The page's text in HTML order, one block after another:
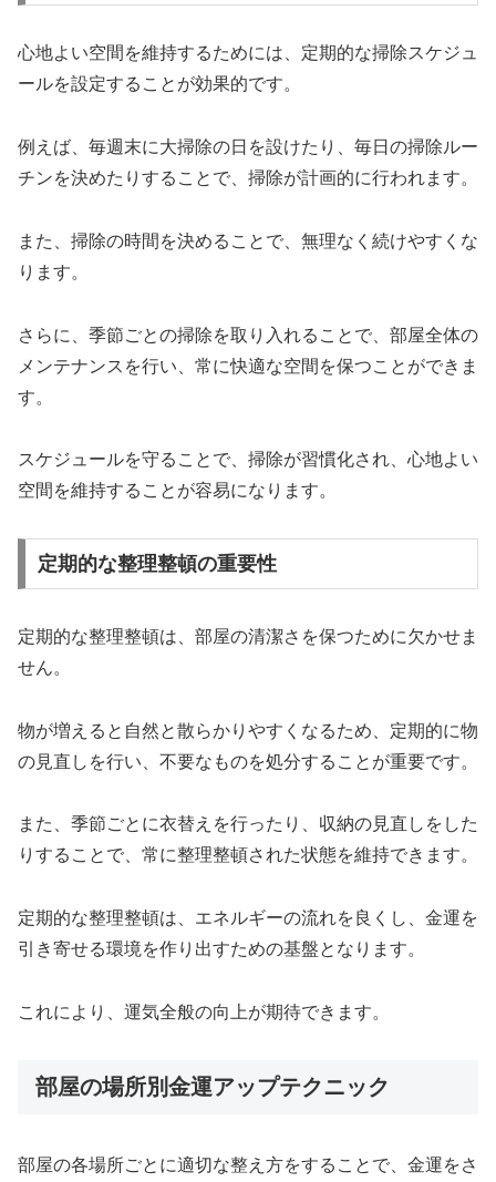
心地よい空間を維持するためには、定期的な掃除スケジュ
ールを設定することが効果的です。
例えば、毎週末に大掃除の日を設けたり、毎日の掃除ルー
チンを決めたりすることで、掃除が計画的に行われます。
また、掃除の時間を決めることで、無理なく続けやすくな
ります。
さらに、季節ごとの掃除を取り入れることで、部屋全体の
メンテナンスを行い、常に快適な空間を保つことができま
す。
スケジュールを守ることで、掃除が習慣化され、心地よい
空間を維持することが容易になります。
定期的な整理整頓の重要性
定期的な整理整頓は、部屋の清潔さを保つために欠かせま
せん。
物が増えると自然と散らかりやすくなるため、定期的に物
の見直しを行い、不要なものを処分することが重要です。
また、季節ごとに衣替えを行ったり、収納の見直しをした
りすることで、常に整理整頓された状態を維持できます。
定期的な整理整頓は、エネルギーの流れを良くし、金運を
引き寄せる環境を作り出すための基盤となります。
これにより、運気全般の向上が期待できます。
部屋の場所別金運アップテクニック
部屋の各場所ごとに適切な整え方をすることで、金運をさ